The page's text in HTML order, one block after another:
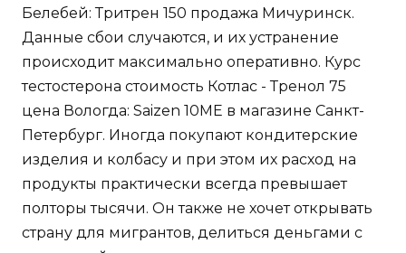
Белебей: Тритрен 150 продажа Мичуринск.
Данные сбои случаются, и их устранение
происходит максимально оперативно. Курс
тестостерона стоимость Котлас - Тренол 75
цена Вологда: Saizen 10ME в магазине Санкт-
Петербург. Иногда покупают кондитерские
изделия и колбасу и при этом их расход на
продукты практически всегда превышает
полторы тысячи. Он также не хочет открывать
страну для мигрантов, делиться деньгами с